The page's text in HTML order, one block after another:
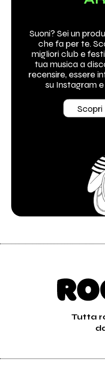
Suoni? Sei un
che fa per te.
migliori club e
tua musica a
recensire, essere
su Instagram
Scopri
Tutta